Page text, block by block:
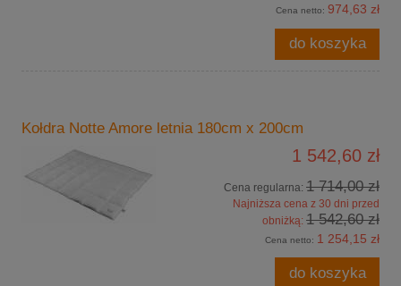
Cena netto: 974,63 zł
do koszyka
Kołdra Notte Amore letnia 180cm x 200cm
1 542,60 zł
Cena regularna: 1 714,00 zł
Najniższa cena z 30 dni przed
obniżką: 1 542,60 zł
Cena netto: 1 254,15 zł
do koszyka